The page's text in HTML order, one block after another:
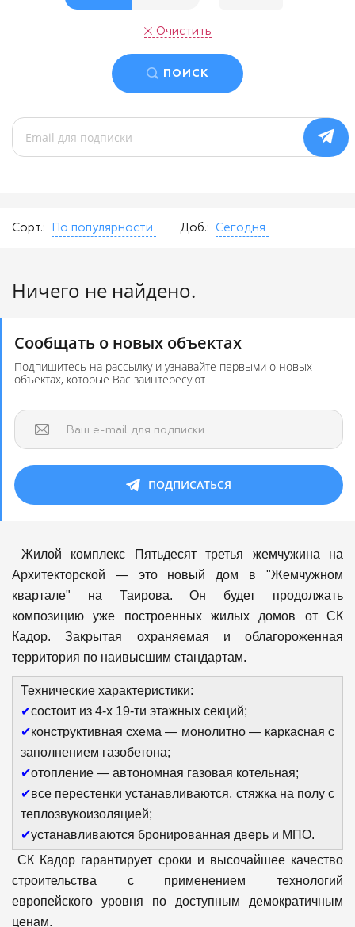
Очистить
ПОИСК
Сорт.: По популярности Доб.: Сегодня
Ничего не найдено.
Сообщать о новых объектах
Подпишитесь на рассылку и узнавайте первыми о новых
объектах, которые Вас заинтересуют
Ваш e-mail для подписки
ПОДПИСАТЬСЯ
Жилой комплекс Пятьдесят третья жемчужина на
Архитекторской — это новый дом в "Жемчужном
квартале" на Таирова. Он будет продолжать
композицию уже построенных жилых домов от СК
Кадор. Закрытая охраняемая и облагороженная
территория по наивысшим стандартам.
Технические характеристики:
✔состоит из 4-х 19-ти этажных секций;
✔конструктивная схема — монолитно — каркасная с
заполнением газобетона;
✔отопление — автономная газовая котельная;
✔все перестенки устанавливаются, стяжка на полу с
теплозвукоизоляцией;
✔устанавливаются бронированная дверь и МПО.
СК Кадор гарантирует сроки и высочайшее качество
строительства с применением технологий
европейского уровня по доступным демократичным
ценам.